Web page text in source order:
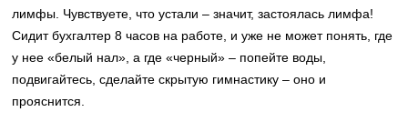
лимфы. Чувствуете, что устали – значит, застоялась лимфа!
Сидит бухгалтер 8 часов на работе, и уже не может понять, где
у нее «белый нал», а где «черный» – попейте воды,
подвигайтесь, сделайте скрытую гимнастику – оно и
прояснится.